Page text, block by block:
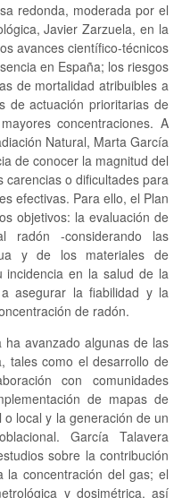
redonda, moderada por el
Javier Zarzuela, en la
avances científico-técnicos
en España; los riesgos
de mortalidad atribuibles a
de actuación prioritarias de
concentraciones. A
Natural, Marta García
de conocer la magnitud del
o dificultades para
efectivas. Para ello, el Plan
objetivos: la evaluación de
radón -considerando las
y de los materiales de
incidencia en la salud de la
asegurar la fiabilidad y la
de radón.
ha avanzado algunas de las
tales como el desarrollo de
con comunidades
de mapas de
local y la generación de un
García Talavera
sobre la contribución
la concentración del gas; el
y dosimétrica, así